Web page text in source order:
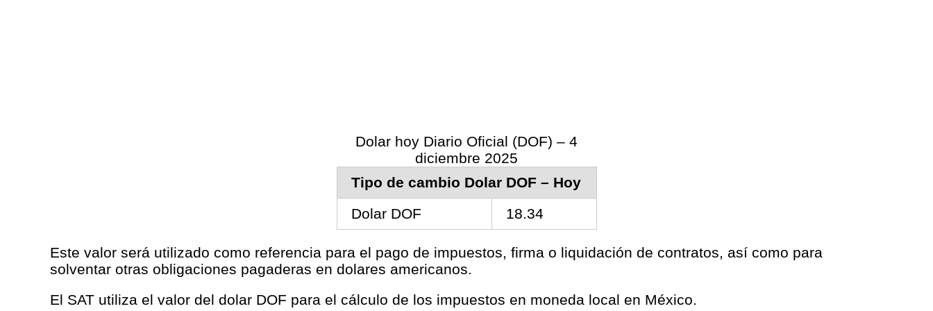
Dolar hoy Diario Oficial (DOF) – 4
diciembre 2025
Tipo de cambio Dolar DOF – Hoy
Dolar DOF
18.34
Este valor será utilizado como referencia para el pago de impuestos, firma o liquidación de contratos, así como para
solventar otras obligaciones pagaderas en dolares americanos.
El SAT utiliza el valor del dolar DOF para el cálculo de los impuestos en moneda local en México.